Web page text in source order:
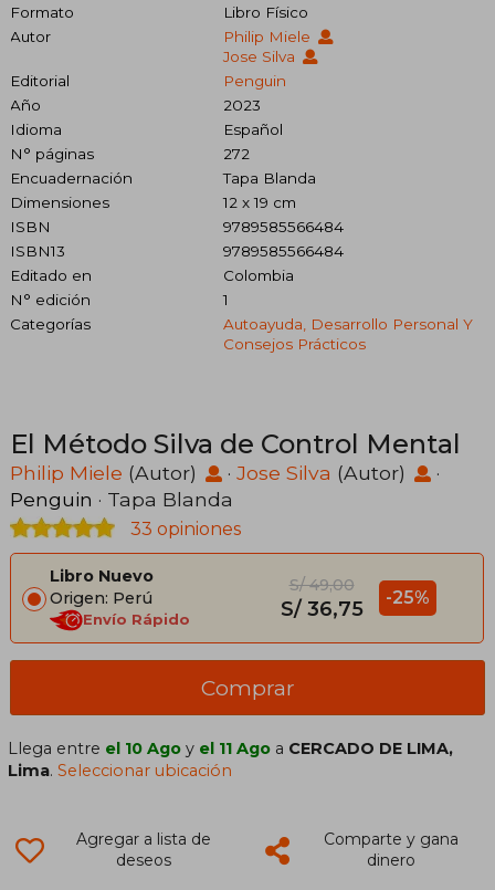
Formato
Libro Físico
Autor
Philip Miele
Jose Silva
Editorial
Penguin
Año
2023
Idioma
Español
N° páginas
272
Encuadernación
Tapa Blanda
Dimensiones
12 x 19 cm
ISBN
9789585566484
ISBN13
9789585566484
Editado en
Colombia
N° edición
1
Categorías
Autoayuda, Desarrollo Personal Y
Consejos Prácticos
El Método Silva de Control Mental
Philip Miele (Autor) · Jose Silva (Autor)
·
Penguin · Tapa Blanda
33 opiniones
Libro Nuevo
Origen: Perú
Envío Rápido
S/ 49,00
S/ 36,75 -25%
Comprar
Llega entre el 10 Ago y el 11 Ago a CERCADO DE LIMA,
Lima.Seleccionar ubicación
Agregar a lista de
deseos
Comparte y gana
dinero